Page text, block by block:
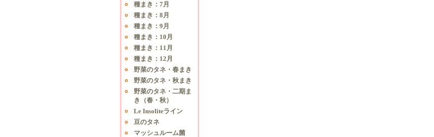
種まき：7月
種まき：8月
種まき：9月
種まき：10月
種まき：11月
種まき：12月
野菜のタネ・春まき
野菜のタネ・秋まき
野菜のタネ・二期ま
き（春・秋）
Le Insoliteライン
豆のタネ
マッシュルーム菌